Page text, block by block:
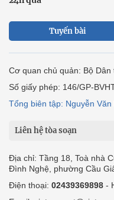
Tuyến bài
Cơ quan chủ quản: Bộ Dân
Số giấy phép: 146/GP-
Tổng biên tập: Nguyễn Văn
Liên hệ tòa soạn
Địa chỉ: Tầng 18, Toà nhà
Đình Nghệ, phường Cầu
Điện thoại: 02439369898 -